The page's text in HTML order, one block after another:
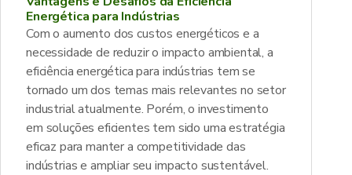
Energética para Indústrias
Com o aumento dos custos energéticos e a
necessidade de reduzir o impacto ambiental, a
eficiência energética para indústrias tem se
tornado um dos temas mais relevantes no setor
industrial atualmente. Porém, o investimento
em soluções eficientes tem sido uma estratégia
eficaz para manter a competitividade das
indústrias e ampliar seu impacto sustentável.